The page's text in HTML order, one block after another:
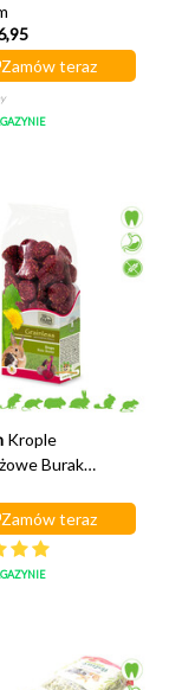
Zamów teraz
Krople
Burak
Zamów teraz